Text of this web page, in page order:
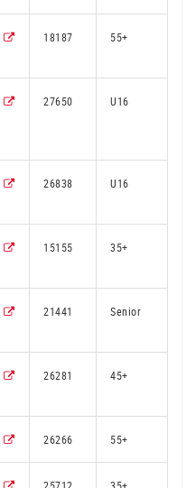
18187 55+
27650 U16
26838 U16
15155 35+
21441 Senior
26281 45+
26266 55+